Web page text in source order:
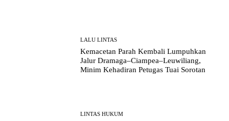
LALU LINTAS
Kemacetan Parah Kembali Lumpuhkan
Jalur Dramaga–Ciampea–Leuwiliang,
Minim Kehadiran Petugas Tuai Sorotan
LINTAS HUKUM